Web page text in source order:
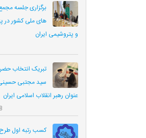
برگزاری جلسه
های ملی کشور در
و پتروشیمی ایران
تبریک انتخاب
سید مجتبی
عنوان رهبر انقلاب اسلامی ایران
کسب رتبه اول